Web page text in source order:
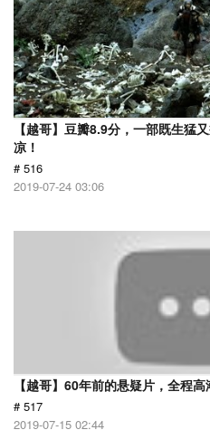
【越哥】豆瓣8.9分，一部既生猛
凉！
# 516
2019-07-24 03:06
【越哥】60年前的悬疑片，全程
# 517
2019-07-15 02:44